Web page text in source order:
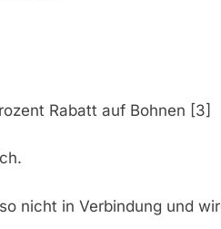
Rabatt auf Bohnen [3]
nicht in Verbindung und